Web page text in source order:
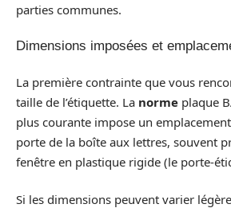
parties communes.
Dimensions imposées et
La première contrainte que vous
taille de l’étiquette. La norme plaque
plus courante impose un
porte de la boîte aux lettres, souvent
fenêtre en plastique rigide (le porte-
Si les dimensions peuvent varier